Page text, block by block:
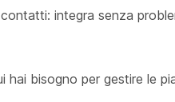
contatti: integra senza
hai bisogno per gestire le